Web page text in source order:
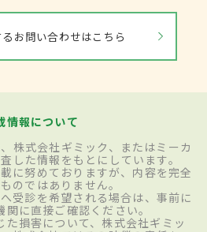
お問い合わせはこちら
情報について
株式会社ギミック、またはミーカ
した情報をもとにしています。
に努めておりますが、内容を完全
のではありません。
受診を希望される場合は、事前に
に直接ご確認ください。
た損害について、株式会社ギミッ